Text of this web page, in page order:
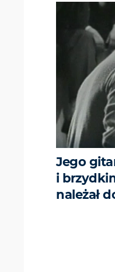
Jego
i
należał